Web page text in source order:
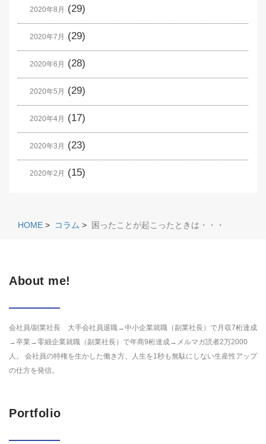
2020年8月 (29)
2020年7月 (29)
2020年6月 (28)
2020年5月 (29)
2020年4月 (17)
2020年3月 (23)
2020年2月 (15)
HOME > コラム > 困ったことが起こったときは・・・
About me!
会社員/副業社長 大手会社員退職→中小企業就職（副業社長）で月収7桁達成
→卒業→零細企業就職（副業社長）で年商9桁達成→メルマガ読者2万2000
人。 会社員の特権を生かした働き方、人生を1秒も無駄にしない生産性アップ
の仕方を発信。
Portfolio